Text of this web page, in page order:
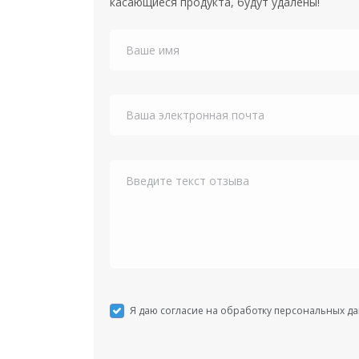
Я даю согласие на обработку персональных